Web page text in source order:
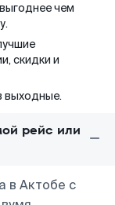
чем
скидки и
выходные.
рейс или
в Актобе с